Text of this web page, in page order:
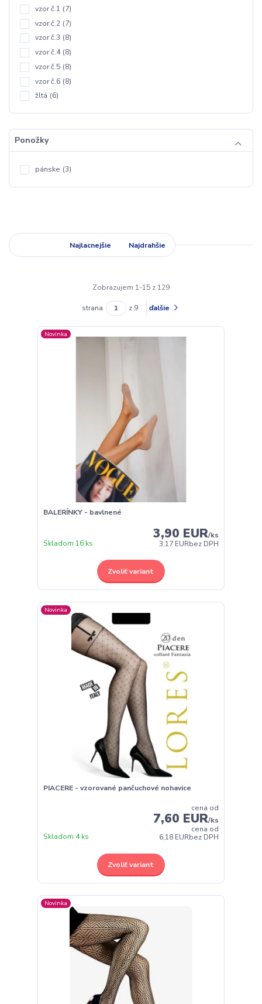
vzor č.1 (7)
vzor č.2 (7)
vzor č.3 (8)
vzor č.4 (8)
vzor č.5 (8)
vzor č.6 (8)
žltá (6)
Ponožky
pánske (3)
Najlacnejšie Najdrahšie
Zobrazujem 1-15 z 129
strana z 9 ďalšie
Novinka
BALERÍNKY - bavlnené
3,90 EUR/ks
3,17 EURbez DPH
Skladom 16 ks
Zvoliť variant
Novinka
PIACERE - vzorované pančuchové nohavice
cena od
7,60 EUR/ks
cena od
6,18 EURbez DPH
Skladom 4 ks
Zvoliť variant
Novinka